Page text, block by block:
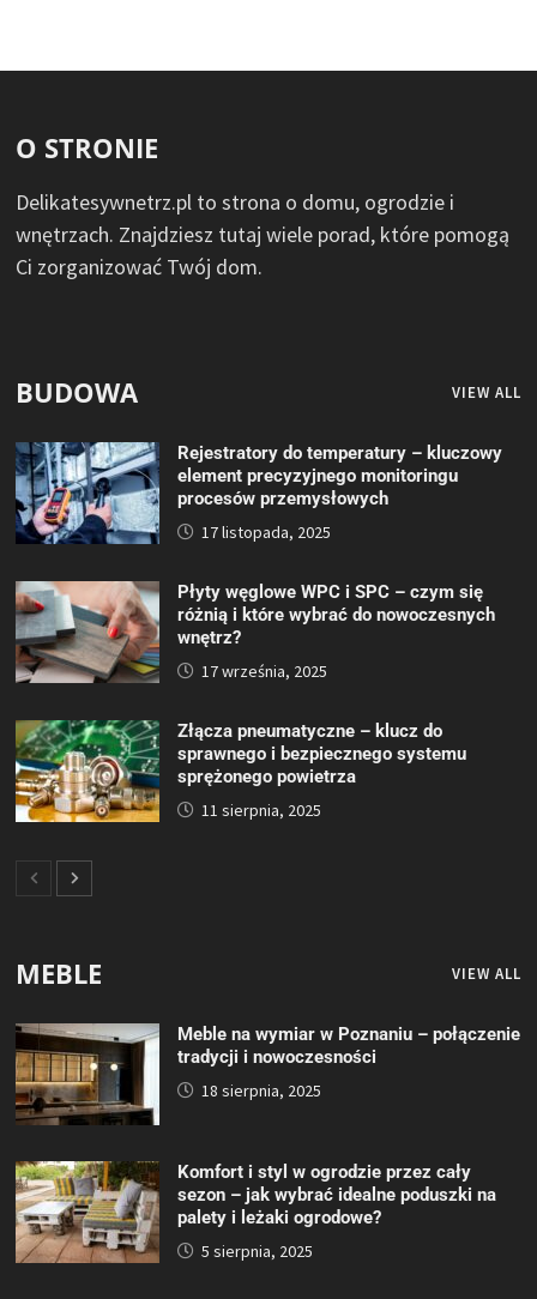
O STRONIE
Delikatesywnetrz.pl to strona o domu, ogrodzie i
wnętrzach. Znajdziesz tutaj wiele porad, które pomogą
Ci zorganizować Twój dom.
BUDOWA VIEW ALL
Rejestratory do temperatury – kluczowy
element precyzyjnego monitoringu
procesów przemysłowych
17 listopada, 2025
Płyty węglowe WPC i SPC – czym się
różnią i które wybrać do nowoczesnych
wnętrz?
17 września, 2025
Złącza pneumatyczne – klucz do
sprawnego i bezpiecznego systemu
sprężonego powietrza
11 sierpnia, 2025
MEBLE VIEW ALL
Meble na wymiar w Poznaniu – połączenie
tradycji i nowoczesności
18 sierpnia, 2025
Komfort i styl w ogrodzie przez cały
sezon – jak wybrać idealne poduszki na
palety i leżaki ogrodowe?
5 sierpnia, 2025